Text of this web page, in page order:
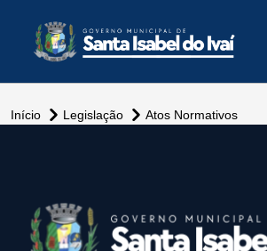
Início Legislação
Atos Normativos